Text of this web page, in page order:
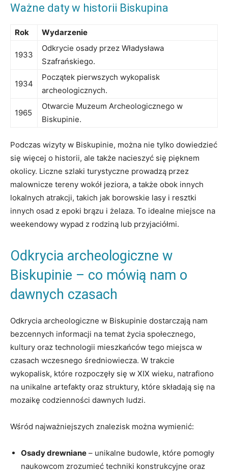
Ważne daty w historii Biskupina
Rok Wydarzenie
1933
Odkrycie osady przez Władysława
Szafrańskiego.
1934
Początek pierwszych wykopalisk
archeologicznych.
1965
Otwarcie Muzeum⁤ Archeologicznego w
Biskupinie.
Podczas wizyty w Biskupinie, można nie tylko⁣ dowiedzieć
się ⁣więcej o historii, ale także nacieszyć się pięknem
‌okolicy. Liczne szlaki turystyczne prowadzą przez
malownicze tereny wokół jeziora, a także obok innych
lokalnych atrakcji, takich jak borowskie lasy⁤ i resztki‍
innych osad z ⁣epoki brązu i‍ żelaza. To⁢ idealne miejsce na
weekendowy wypad z rodziną ⁣lub przyjaciółmi.
Odkrycia archeologiczne ⁤w
Biskupinie – co mówią nam o​
dawnych ‍czasach
Odkrycia ‍archeologiczne w Biskupinie dostarczają nam
bezcennych informacji na temat życia społecznego,⁤
kultury oraz technologii mieszkańców tego miejsca w
czasach wczesnego średniowiecza.⁣ W trakcie
wykopalisk, które rozpoczęły się w XIX wieku, natrafiono
na unikalne artefakty oraz struktury, które składają się ⁢na
mozaikę codzienności dawnych ludzi.
Wśród najważniejszych znalezisk można wymienić:
Osady drewniane – unikalne budowle, które pomogły
naukowcom zrozumieć techniki ‍konstrukcyjne oraz